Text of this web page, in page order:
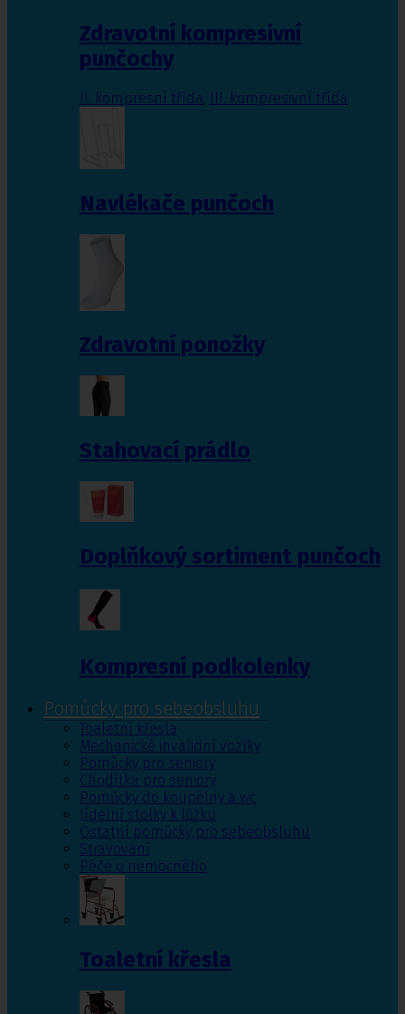
Zdravotní kompresivní
punčochy
II. kompresní třída III. kompresivní třída
Navlékače punčoch
Zdravotní ponožky
Stahovací prádlo
Doplňkový sortiment punčoch
Kompresní podkolenky
Pomůcky pro sebeobsluhu
Toaletní křesla
Mechanické invalidní vozíky
Pomůcky pro seniory
Chodítka pro seniory
Pomůcky do koupelny a wc
Jídelní stolky k lůžku
Ostatní pomůcky pro sebeobsluhu
Stravování
Péče o nemocného
Toaletní křesla